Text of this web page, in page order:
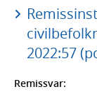
2022:57
Remissvar: